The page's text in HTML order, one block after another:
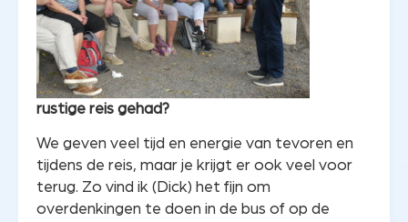
rustige reis gehad?
We geven veel tijd en energie van tevoren en
tijdens de reis, maar je krijgt er ook veel voor
terug. Zo vind ik (Dick) het fijn om
overdenkingen te doen in de bus of op de